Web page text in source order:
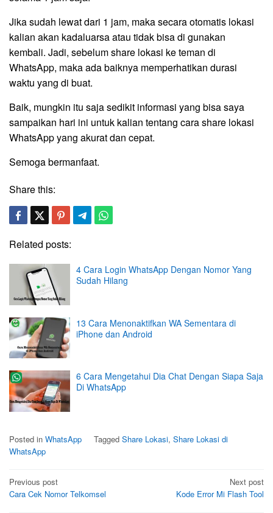
Jika sudah lewat dari 1 jam, maka secara otomatis lokasi
kalian akan kadaluarsa atau tidak bisa di gunakan
kembali. Jadi, sebelum share lokasi ke teman di
WhatsApp, maka ada baiknya memperhatikan durasi
waktu yang di buat.
Baik, mungkin itu saja sedikit informasi yang bisa saya
sampaikan hari ini untuk kalian tentang cara share lokasi
WhatsApp yang akurat dan cepat.
Semoga bermanfaat.
Share this:
Related posts:
4 Cara Login WhatsApp Dengan Nomor Yang
Sudah Hilang
13 Cara Menonaktifkan WA Sementara di
iPhone dan Android
6 Cara Mengetahui Dia Chat Dengan Siapa Saja
Di WhatsApp
Posted in WhatsApp Tagged Share Lokasi, Share Lokasi di
WhatsApp
Post
navigation
Previous post
Cara Cek Nomor Telkomsel
Next post
Kode Error Mi Flash Tool